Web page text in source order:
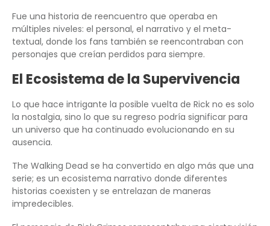
Fue una historia de reencuentro que operaba en
múltiples niveles: el personal, el narrativo y el meta-
textual, donde los fans también se reencontraban con
personajes que creían perdidos para siempre.
El Ecosistema de la Supervivencia
Lo que hace intrigante la posible vuelta de Rick no es solo
la nostalgia, sino lo que su regreso podría significar para
un universo que ha continuado evolucionando en su
ausencia.
The Walking Dead se ha convertido en algo más que una
serie; es un ecosistema narrativo donde diferentes
historias coexisten y se entrelazan de maneras
impredecibles.